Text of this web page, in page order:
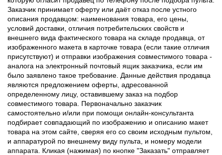
Заказчик принимает оферту или даёт отказ после устного
описания продавцом: наименования товара, его цены,
условий доставки, отличия потребительских свойств и
внешнего вида фактического товара на складе продавца, от
изображенного макета в карточке товара (если такие отличия
присутствуют) и отправки изображения совместимого товара -
аналога на электронный почтовый ящик заказчика, если им
было заявлено такое требование. Данные действия продавца
являются предложением оферты, адресованной
определенному лицу, оставившему заказ на подбор
совместимого товара. Первоначально заказчик
самостоятельно и/или при помощи онлайн-консультанта
подбирает совпадающий по изображению и описанию макет
товара на этом сайте, сверяя его со своим исходным пультом,
и аппаратурой по внешнему виду пульта, и номеру модели
аппарата. Кликая (нажимая) по кнопке "Заказать" отправляет